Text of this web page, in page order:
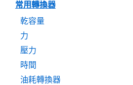
常用轉換器
乾容量
力
壓力
時間
油耗轉換器